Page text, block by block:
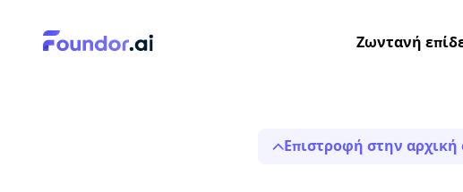
Ζωντανή
Επιστροφή στην αρχική